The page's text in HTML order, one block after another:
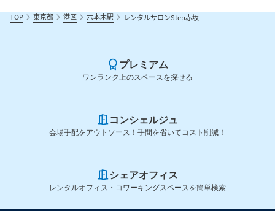
TOP 東京都 港区 六本木駅 レンタルサロンStep赤坂
プレミアム
ワンランク上のスペースを探せる
コンシェルジュ
会場手配をアウトソース！手間を省いてコスト削減！
シェアオフィス
レンタルオフィス・コワーキングスペースを簡単検索